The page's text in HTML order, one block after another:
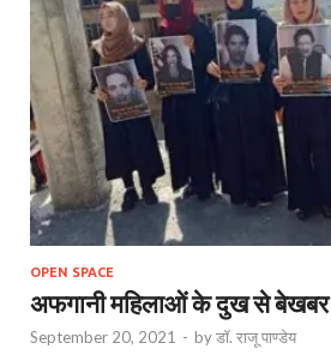
OPEN SPACE
अफगानी महिलाओं के दुख से बेखबर
September 20, 2021 - byडॉ. राजू पाण्डेय